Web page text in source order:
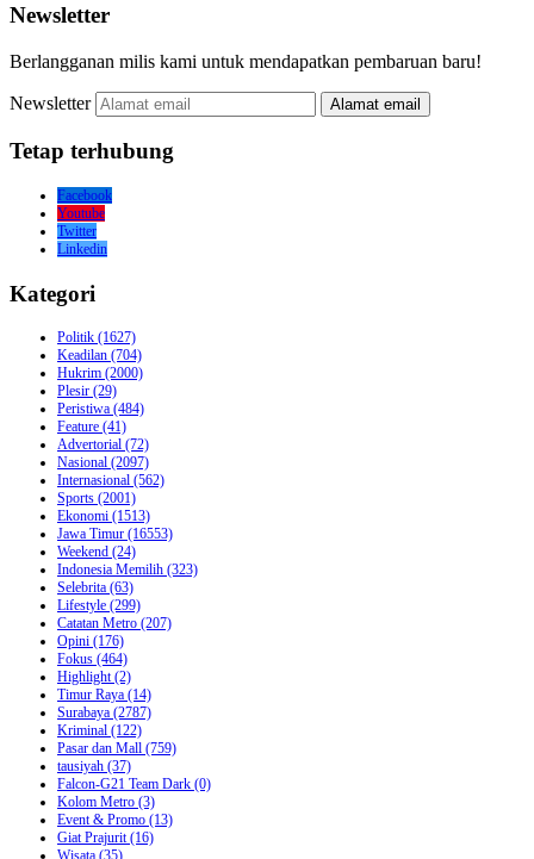
Newsletter
Berlangganan milis kami untuk mendapatkan pembaruan baru!
Newsletter Alamat email
Tetap terhubung
Facebook
Youtube
Twitter
Linkedin
Kategori
Politik (1627)
Keadilan (704)
Hukrim (2000)
Plesir (29)
Peristiwa (484)
Feature (41)
Advertorial (72)
Nasional (2097)
Internasional (562)
Sports (2001)
Ekonomi (1513)
Jawa Timur (16553)
Weekend (24)
Indonesia Memilih (323)
Selebrita (63)
Lifestyle (299)
Catatan Metro (207)
Opini (176)
Fokus (464)
Highlight(2)
Timur Raya (14)
Surabaya (2787)
Kriminal (122)
Pasar dan Mall (759)
tausiyah (37)
Falcon-G21 Team Dark (0)
Kolom Metro (3)
Event & Promo (13)
Giat Prajurit(16)